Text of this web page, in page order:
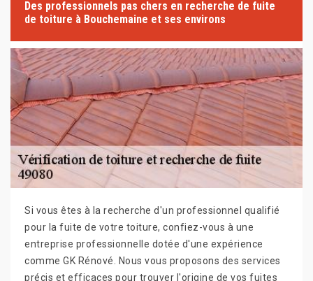
Des professionnels pas chers en recherche de fuite
de toiture à Bouchemaine et ses environs
Si vous êtes à la recherche d'un professionnel qualifié
pour la fuite de votre toiture, confiez-vous à une
entreprise professionnelle dotée d'une expérience
comme GK Rénové. Nous vous proposons des services
précis et efficaces pour trouver l'origine de vos fuites